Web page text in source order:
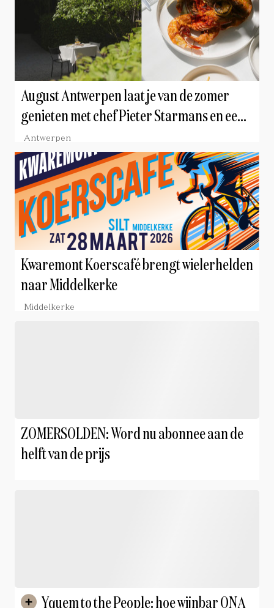
August Antwerpen laat je van de zomer
genieten met chef Pieter Starmans en een
van de mooiste stadstuinen van België
Antwerpen
Kwaremont Koerscafé brengt wielerhelden
naar Middelkerke
Middelkerke
ZOMERSOLDEN: Word nu abonnee aan de
helft van de prijs